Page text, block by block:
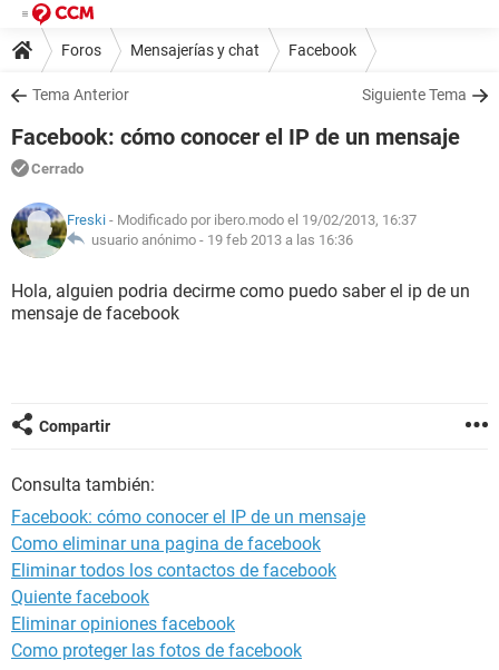
Foros Mensajerías y chat Facebook
Tema Anterior Siguiente Tema
Facebook: cómo conocer el IP de un mensaje
Cerrado
Freski - Modificado por ibero.modo el 19/02/2013, 16:37
usuario anónimo - 19 feb 2013 a las 16:36
Hola, alguien podria decirme como puedo saber el ip de un
mensaje de facebook
Compartir
Consulta también:
Facebook: cómo conocer el IP de un mensaje
Como eliminar una pagina de facebook
Eliminar todos los contactos de facebook
Quiente facebook
Eliminar opiniones facebook
Como proteger las fotos de facebook